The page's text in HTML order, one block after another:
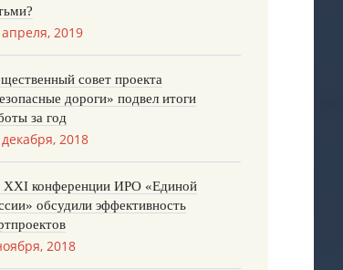
2019
совет проекта
дороги» подвел итоги
за год
2018
XXI конференции ИРО «Единой
обсудили эффективность
2018